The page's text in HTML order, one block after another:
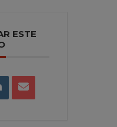
ESTE